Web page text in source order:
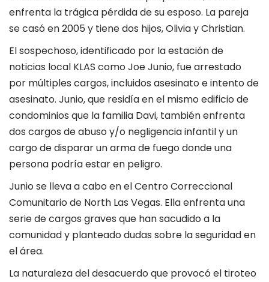
enfrenta la trágica pérdida de su esposo. La pareja
se casó en 2005 y tiene dos hijos, Olivia y Christian.
El sospechoso, identificado por la estación de
noticias local KLAS como Joe Junio, fue arrestado
por múltiples cargos, incluidos asesinato e intento de
asesinato. Junio, que residía en el mismo edificio de
condominios que la familia Davi, también enfrenta
dos cargos de abuso y/o negligencia infantil y un
cargo de disparar un arma de fuego donde una
persona podría estar en peligro.
Junio ​​se lleva a cabo en el Centro Correccional
Comunitario de North Las Vegas. Ella enfrenta una
serie de cargos graves que han sacudido a la
comunidad y planteado dudas sobre la seguridad en
el área.
La naturaleza del desacuerdo que provocó el tiroteo